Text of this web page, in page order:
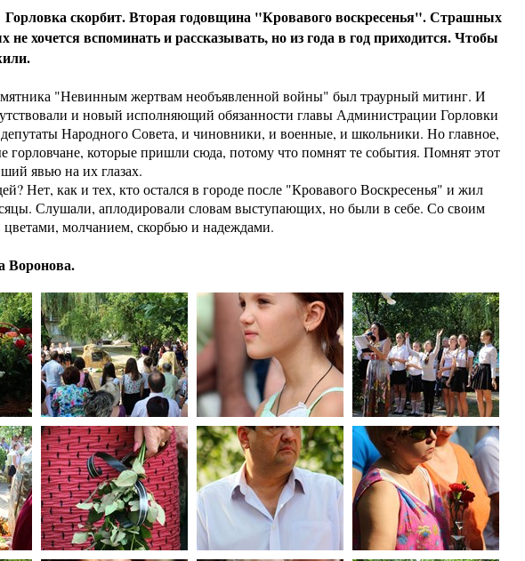
скорбит. Вторая годовщина "Кровавого воскресенья". Страшных
не хочется вспоминать и рассказывать, но из года в год приходится. Чтобы
"Невинным жертвам необъявленной войны" был траурный митинг. И
и новый исполняющий обязанности главы Администрации Горловки
Народного Совета, и чиновники, и военные, и школьники. Но главное,
горловчане, которые пришли сюда, потому что помнят те события. Помнят этот
явью на их глазах.
Нет, как и тех, кто остался в городе после "Кровавого Воскресенья" и жил
Слушали, аплодировали словам выступающих, но были в себе. Со своим
молчанием, скорбью и надеждами.
Воронова.